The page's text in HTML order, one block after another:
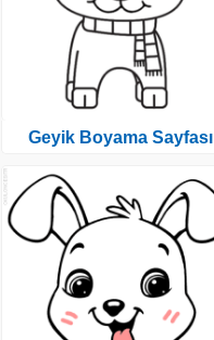
Geyik Boyama Sayfası